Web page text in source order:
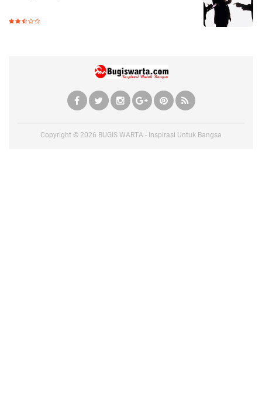
Copyright © 2026 BUGIS WARTA - Inspirasi Untuk Bangsa